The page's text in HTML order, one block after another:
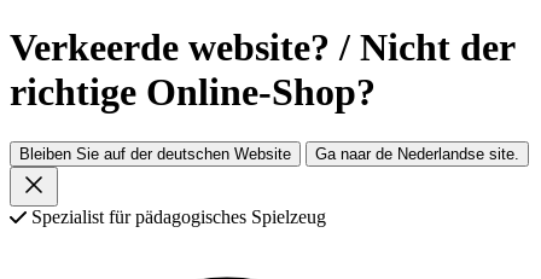
Verkeerde website? / Nicht der
richtige Online-Shop?
Bleiben Sie auf der deutschen Website Ga naar de Nederlandse site.
Spezialist für pädagogisches Spielzeug